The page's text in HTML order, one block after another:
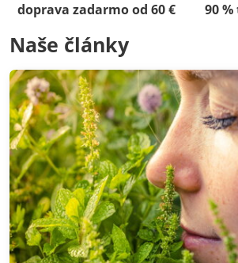
doprava zadarmo od 60 € 90
Naše články